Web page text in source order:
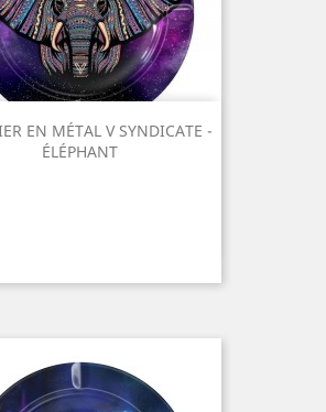
EN MÉTAL V SYNDICATE -
ÉLÉPHANT